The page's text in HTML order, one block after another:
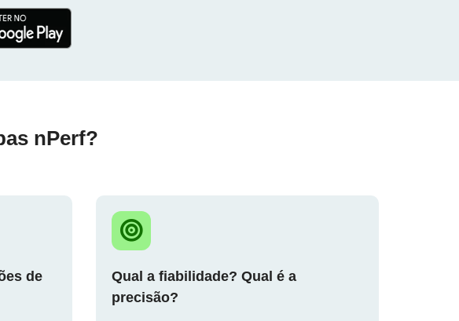
nPerf?
de
Qual a fiabilidade? Qual é a
precisão?